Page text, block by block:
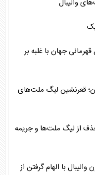
والیبال
جهان با غلبه بر
قعرنشین لیگ ملت‌های
از لیگ ملت‌ها و جریمه
با الهام گرفتن از